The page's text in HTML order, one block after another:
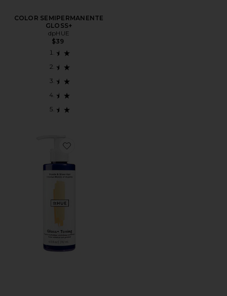
COLOR SEMIPERMANENTE
GLOSS+
dpHUE
$39
Favorite BRILLO + TONIFICACIÓN GLOSS+ TONING